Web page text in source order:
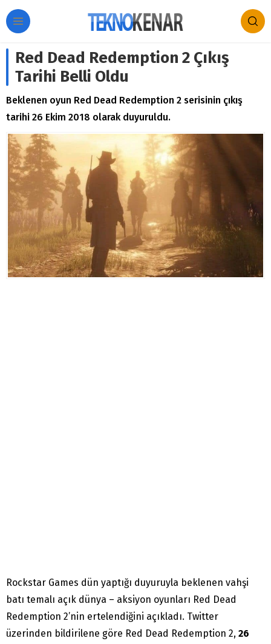
Red Dead Redemption 2 Çıkış
Tarihi Belli Oldu
Beklenen oyun Red Dead Redemption 2 serisinin çıkış
tarihi 26 Ekim 2018 olarak duyuruldu.
Rockstar Games dün yaptığı duyuruyla beklenen vahşi
batı temalı açık dünya – aksiyon oyunları Red Dead
Redemption 2’nin ertelendiğini açıkladı. Twitter
üzerinden bildirilene göre Red Dead Redemption 2, 26